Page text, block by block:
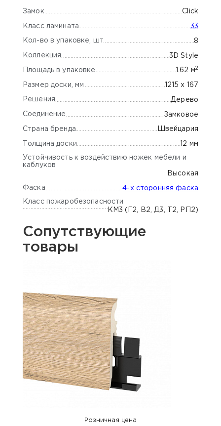
Замок Click
Класс ламината 33
Кол-во в упаковке, шт 8
Коллекция 3D Style
Площадь в упаковке 1.62 м 2
Размер доски, мм 1215 x 167
Решения Дерево
Соединение Замковое
Страна бренда Швейцария
Толщина доски 12 мм
Устойчивость к воздействию ножек мебели и
каблуков
Высокая
Фаска 4-х сторонняя фаска
Класс пожаробезопасности
КМ3 (Г2, В2, Д3, Т2, РП2)
Сопутствующие
товары
Розничная цена